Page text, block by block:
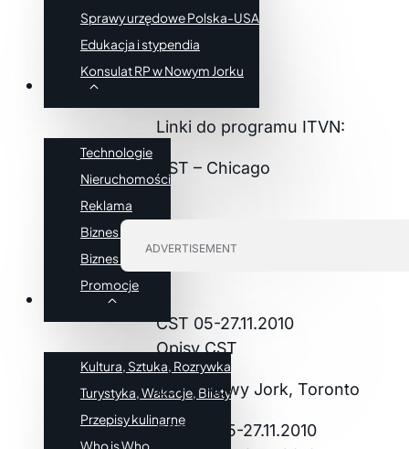
Sprawy urzędowe Polska-USA
Edukacja i stypendia
Konsulat RP w Nowym Jorku
Technologie
Nieruchomości
Reklama
Biznes USA
Biznes PL
Promocje
Kultura, Sztuka, Rozrywka
Turystyka, Wakacje, Bilety
Przepisy kulinarne
Who is Who
Linki do programu ITVN:
CST – Chicago
ADVERTISEMENT
CST 05-27.11.2010
Opisy CST
EST – Nowy Jork, Toronto
EST do 05-27.11.2010